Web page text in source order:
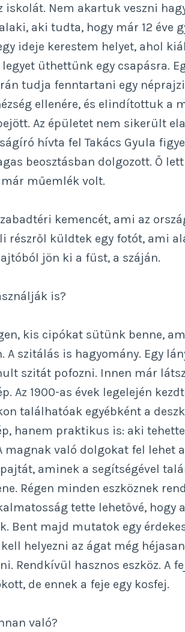
iskolát. Nem akartuk veszni
aki tudta, hogy már 12 éve
ideje kerestem helyet, ahol
üthettünk egy csapásra.
tudja fenntartani egy
ellenére, és elindítottuk a
Az épületet nem sikerült
hívta fel Takács Gyula
beosztásban dolgozott. Ő
műemlék volt.
kemencét, ami az
részről küldtek egy fotót, ami
jön ki a füst, a száján.
is?
kis cipókat sütünk benne,
A szitálás is hagyomány. Egy
szitát pofozni. Innen már
Az 1900-as évek legelején
találhatóak egyébként a
hanem praktikus is: aki
magnak való dolgokat fel lehet
aminek a segítségével
Régen minden eszköznek
tette lehetővé, hogy
Bent majd mutatok egy
helyezni az ágat még
Rendkívül hasznos eszköz. A
de ennek a feje egy kosfej.
való?